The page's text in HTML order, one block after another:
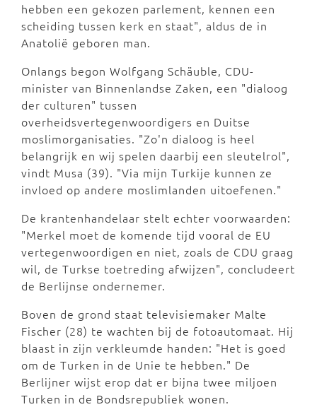
hebben een gekozen parlement, kennen een
scheiding tussen kerk en staat", aldus de in
Anatolië geboren man.
Onlangs begon Wolfgang Schäuble, CDU-
minister van Binnenlandse Zaken, een "dialoog
der culturen" tussen
overheidsvertegenwoordigers en Duitse
moslimorganisaties. "Zo'n dialoog is heel
belangrijk en wij spelen daarbij een sleutelrol",
vindt Musa (39). "Via mijn Turkije kunnen ze
invloed op andere moslimlanden uitoefenen."
De krantenhandelaar stelt echter voorwaarden:
"Merkel moet de komende tijd vooral de EU
vertegenwoordigen en niet, zoals de CDU graag
wil, de Turkse toetreding afwijzen", concludeert
de Berlijnse ondernemer.
Boven de grond staat televisiemaker Malte
Fischer (28) te wachten bij de fotoautomaat. Hij
blaast in zijn verkleumde handen: "Het is goed
om de Turken in de Unie te hebben." De
Berlijner wijst erop dat er bijna twee miljoen
Turken in de Bondsrepubliek wonen.